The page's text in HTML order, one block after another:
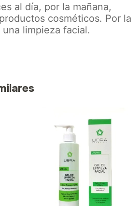
al día, por la mañana,
cosméticos. Por la
limpieza facial.